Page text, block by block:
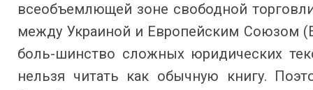
всеобъемлющей зоне свободной
между Украиной и Европейским Союзом
боль-шинство сложных юридических
нельзя читать как обычную книгу.